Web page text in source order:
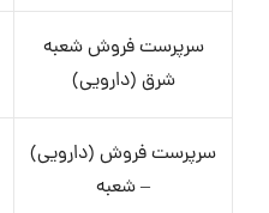
سرپرست فروش شعبه
شرق (دارویی)
سرپرست فروش (دارویی)
– شعبه